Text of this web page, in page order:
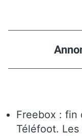
Freebox : fin
Téléfoot.